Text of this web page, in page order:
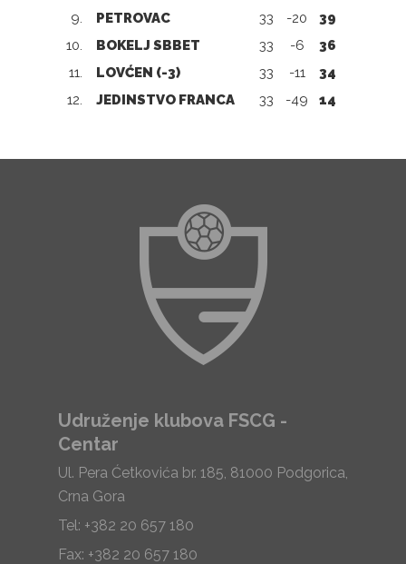
9.
PETROVAC 33 -20
39
10.
BOKELJ SBBET 33 -6
36
11.
LOVĆEN (-3) 33 -11
34
12.
JEDINSTVO FRANCA 33 -49 14
Udruženje klubova FSCG -
Centar
Ul. Pera Ćetkovića br. 185, 81000 Podgorica,
Crna Gora
Tel: +382 20 657 180
Fax: +382 20 657 180